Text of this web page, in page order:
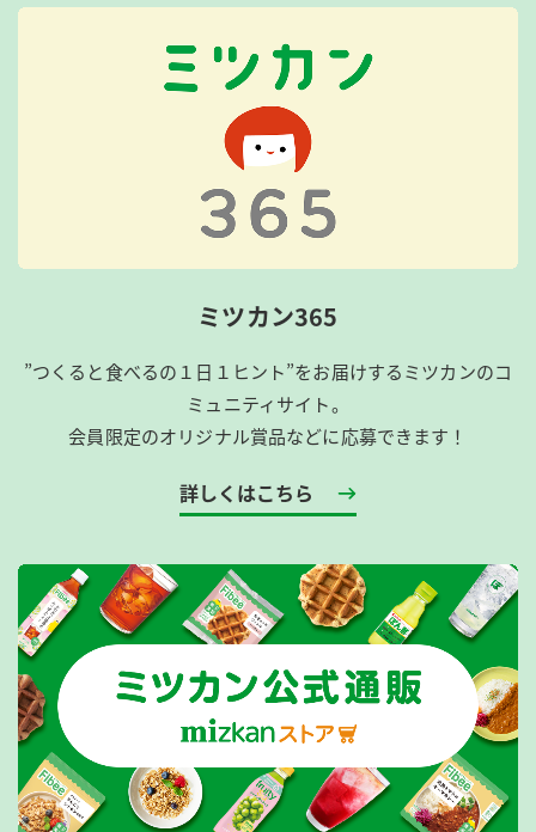
ミツカン365
”つくると食べるの１日１ヒント”をお届けするミツカンのコ
ミュニティサイト。
会員限定のオリジナル賞品などに応募できます！
詳しくはこちら